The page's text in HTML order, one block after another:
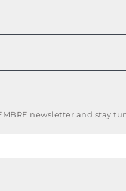
败政策newsletter and stay